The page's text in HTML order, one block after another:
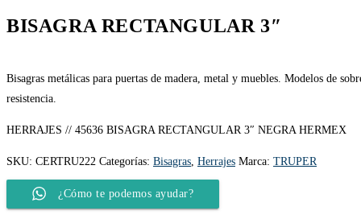
BISAGRA RECTANGULAR 3″
Bisagras metálicas para puertas de madera, metal y muebles. Modelos de
resistencia.
HERRAJES // 45636 BISAGRA RECTANGULAR 3″ NEGRA HERMEX
SKU: CERTRU222 Categorías: Bisagras Herrajes Marca: TRUPER
¿Cómo te podemos ayudar?